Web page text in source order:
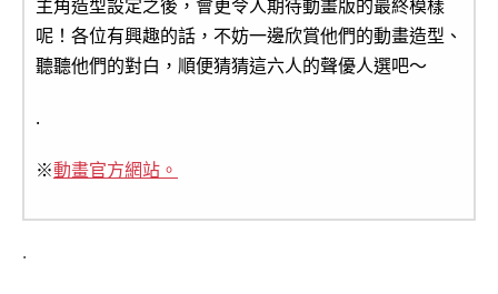
主角造型設定之後，會更令人期待動畫版的最終模樣
呢！各位有興趣的話，不妨一邊欣賞他們的動畫造型、
聽聽他們的對白，順便猜猜這六人的聲優人選吧～
.
※動畫官方網站。
.